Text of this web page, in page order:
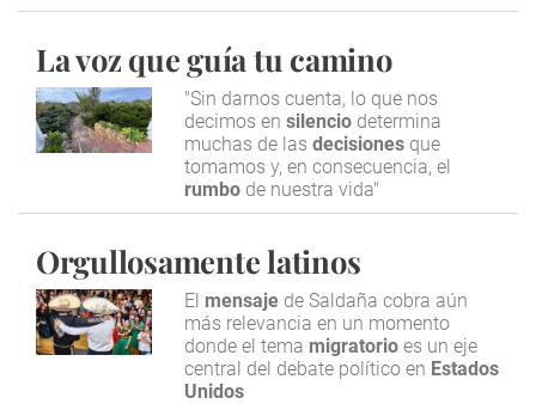
La voz que guía tu camino
"Sin darnos cuenta, lo que nos
decimos en silencio determina
muchas de lasdecisiones que
tomamos y, en consecuencia, el
rumbo de nuestra vida"
Orgullosamente latinos
El mensaje de Saldaña cobra aún
más relevancia en un momento
donde el tema migratorio es un eje
central del debate político en Estados
Unidos